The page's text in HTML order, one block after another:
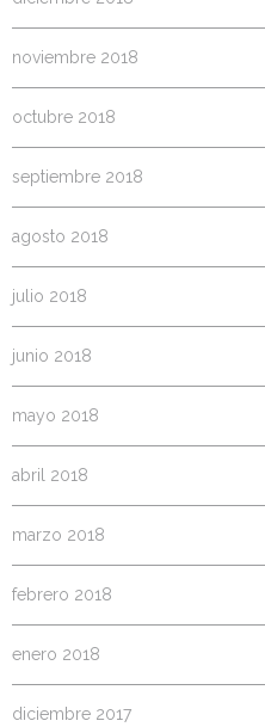
noviembre 2018
octubre 2018
septiembre 2018
agosto 2018
julio 2018
junio 2018
mayo 2018
abril 2018
marzo 2018
febrero 2018
enero 2018
diciembre 2017